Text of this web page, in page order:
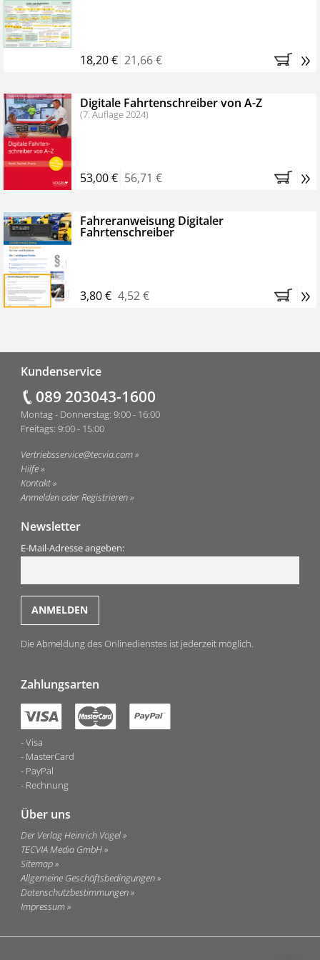
Bestellen Sie jetzt das VerkehrsRundschau Profipaket im
Kennenlern-Abo für zwei Monate (inkl. der derzeitig
Monaten brauchen Sie nichts weiter tun, das
Abonnement endet automatisch, es entstehen keine
weiteren Verpflichtungen.
18,20 € 21,66 € »
Digitale Fahrtenschreiber von A-Z
(7. Auflage 2024)
53,00 € 56,71 € »
Fahreranweisung Digitaler
Fahrtenschreiber
3,80 € 4,52 € »
Kundenservice
089 203043-1600
Montag - Donnerstag: 9:00 - 16:00
Freitags: 9:00 - 15:00
Vertriebsservice@tecvia.com
Hilfe
Kontakt
Anmelden oder Registrieren
Newsletter
E-Mail-Adresse angeben:
Die Abmeldung des Onlinedienstes ist jederzeit möglich.
Zahlungsarten
Visa
MasterCard
PayPal
Rechnung
Über uns
Der Verlag Heinrich Vogel
TECVIA Media GmbH
Sitemap
Allgemeine Geschäftsbedingungen
Datenschutzbestimmungen
Impressum